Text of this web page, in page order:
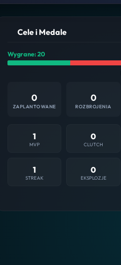
Cele i Medale
Wygrane: 20
0
ZAPLANTOWANE
0
ROZBROJENIA
1
MVP
0
CLUTCH
1
STREAK
0
EKSPLOZJE